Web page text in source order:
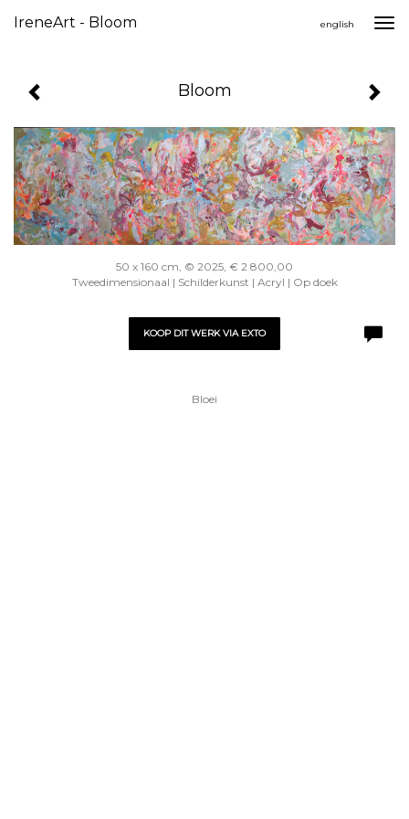
IreneArt - Bloom english
Bloom
50 x 160 cm, © 2025, € 2 800,00
Tweedimensionaal | Schilderkunst | Acryl | Op doek
KOOP DIT WERK VIA EXTO
Bloei